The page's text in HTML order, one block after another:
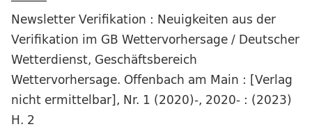
Newsletter Verifikation : Neuigkeiten aus der
Verifikation im GB Wettervorhersage / Deutscher
Wetterdienst, Geschäftsbereich
Wettervorhersage. Offenbach am Main : [Verlag
nicht ermittelbar], Nr. 1 (2020)-, 2020- : (2023)
H. 2